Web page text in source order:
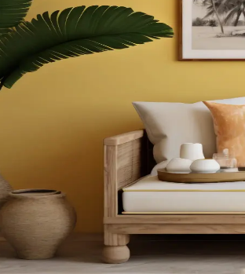
ve Estetik Dekorasyon ve
raflar, sanat eserleri ve uygun
İçin Fonksiyonel ve Estetik
için gömme oturma alanları, Roman stor
Düz Yüzeyin Fonksiyonel
güvenlik önlemleri ve doğru tasarım ile
İşlevsel ve Estetik
ışık durumu, depolama çözümleri ve kişisel
Green ve Bronz Kulplarla Modern